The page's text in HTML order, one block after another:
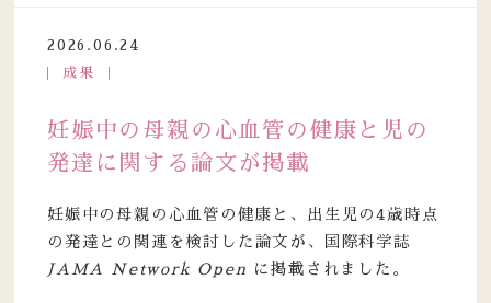
2026.06.24
成果
妊娠中の母親の心血管の健康と児の
発達に関する論文が掲載
妊娠中の母親の心血管の健康と、出生児の4歳時点
の発達との関連を検討した論文が、国際科学誌
JAMA Network Open
に掲載されました。